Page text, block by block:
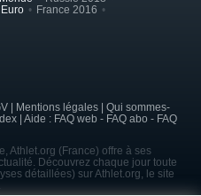
Euro
France 2016
| Mentions légales | Qui sommes-
| Aide : FAQ web - FAQ abo - FAQ
Athlet.org (France) offre à ses
Découvrez chaque jour toute
détaillées) sur Athlet.org, le site